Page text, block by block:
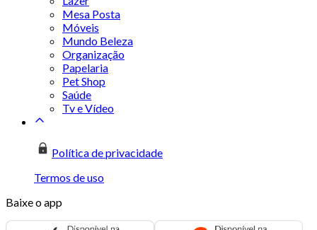
Mesa Posta
Móveis
Mundo Beleza
Organização
Papelaria
Pet Shop
Saúde
Tv e Vídeo
Política de privacidade
Termos de uso
Baixe o app